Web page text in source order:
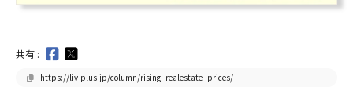
共有 :
https://liv-plus.jp/column/rising_realestate_prices/